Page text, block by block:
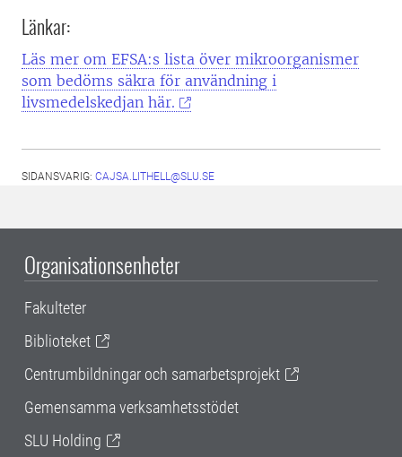
Länkar:
Läs mer om EFSA:s lista över mikroorganismer
som bedöms säkra för användning i
livsmedelskedjan här.
SIDANSVARIG: CAJSA.LITHELL@SLU.SE
Organisationsenheter
Fakulteter
Biblioteket
Centrumbildningar och samarbetsprojekt
Gemensamma verksamhetsstödet
SLU Holding